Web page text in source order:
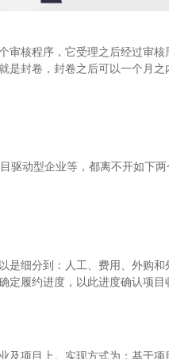
审核程序，它受理之后经过审
是封卷，封卷之后可以一个月之
驱动型企业等，都离不开如下两
细分到：人工、费用、外购
履约进度，以此进度确认项目
项目上。实现方式为：基于